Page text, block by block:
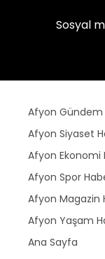
Sosyal
Afyon Gündem
Afyon Siyaset
Afyon Ekonomi
Afyon Spor
Afyon Magazin
Afyon Yaşam
Ana Sayfa